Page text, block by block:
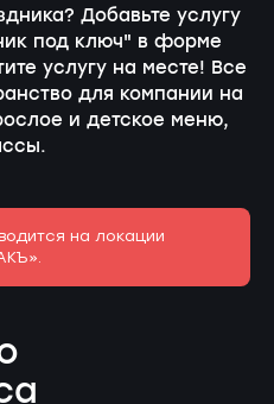
Добавьте услугу
под ключ" в форме
услугу на месте! Все
для компании на
и детское меню,
на локации